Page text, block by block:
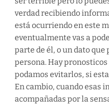
verdad recibiendo
está ocurriendo en este
eventualmente vas a
parte de él, o un dato
persona. Hay pronosticos
podamos evitarlos, si
En cambio, cuando esas
acompañadas por la